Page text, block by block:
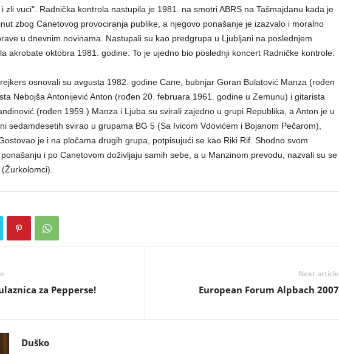
zli vuci". Radnička kontrola nastupila je 1981. na smotri ABRS na Tašmajdanu kada je
zbog Canetovog provociranja publike, a njegovo ponašanje je izazvalo i moralno
u dnevnim novinama. Nastupali su kao predgrupa u Ljubljani na poslednjem
akrobate oktobra 1981. godine. To je ujedno bio poslednji koncert Radničke kontrole.
osnovali su avgusta 1982. godine Cane, bubnjar Goran Bulatović Manza (rođen
Nebojša Antonijević Anton (rođen 20. februara 1961. godine u Zemunu) i gitarista
(rođen 1959.) Manza i Ljuba su svirali zajedno u grupi Republika, a Anton je u
sedamdesetih svirao u grupama BG 5 (Sa Ivicom Vdovićem i Bojanom Pečarom),
je i na pločama drugih grupa, potpisujući se kao Riki Rif. Shodno svom
i po Canetovom doživljaju samih sebe, a u Manzinom prevodu, nazvali su se
za Pepperse!
Next article
European Forum Alpbach 2007
Duško